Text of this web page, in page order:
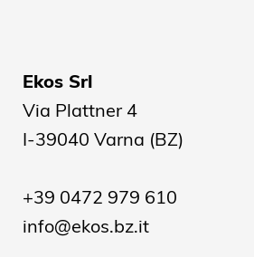
Ekos Srl
Via Plattner 4
I-39040 Varna (BZ)
+39 0472 979 610
info@ekos.bz.it